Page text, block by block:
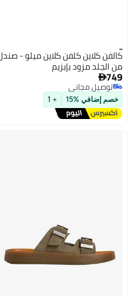
كالفن كلاين كلفن كلاين ميلو -
من الجلد مزود بإبزيم
749
توصيل مجاني
توصيل مجاني
خصم إضافي %15 + 1